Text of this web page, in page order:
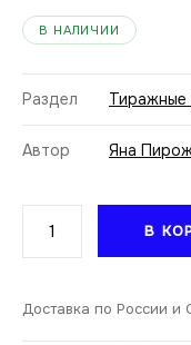
В НАЛИЧИИ
Раздел
Автор Яна
товара
Кукловод
В
Доставка по России и